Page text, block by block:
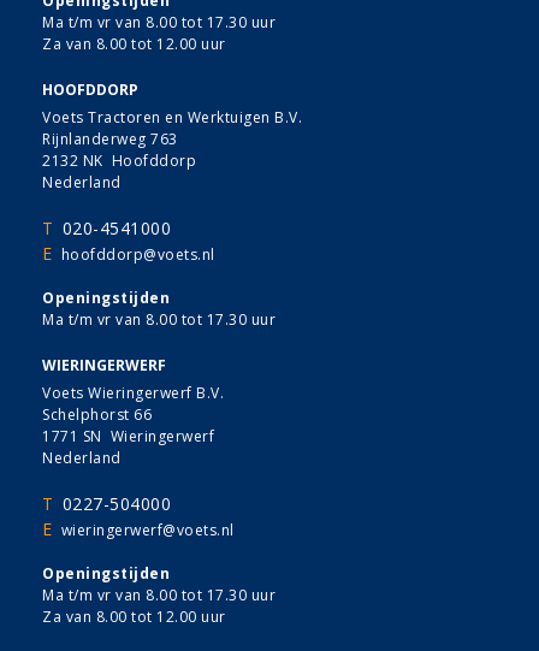
Ma t/m vr van 8.00 tot 17.30 uur
Za van 8.00 tot 12.00 uur
HOOFDDORP
Voets Tractoren en Werktuigen B.V.
Rijnlanderweg 763
2132 NK Hoofddorp
Nederland
T 020-4541000
E hoofddorp@voets.nl
Openingstijden
Ma t/m vr van 8.00 tot 17.30 uur
WIERINGERWERF
Voets Wieringerwerf B.V.
Schelphorst 66
1771 SN Wieringerwerf
Nederland
T 0227-504000
E wieringerwerf@voets.nl
Openingstijden
Ma t/m vr van 8.00 tot 17.30 uur
Za van 8.00 tot 12.00 uur